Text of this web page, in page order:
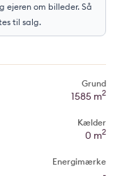
ejeren om billeder. Så
til salg.
Grund
1585 m2
Kælder
0 m2
Energimærke
-